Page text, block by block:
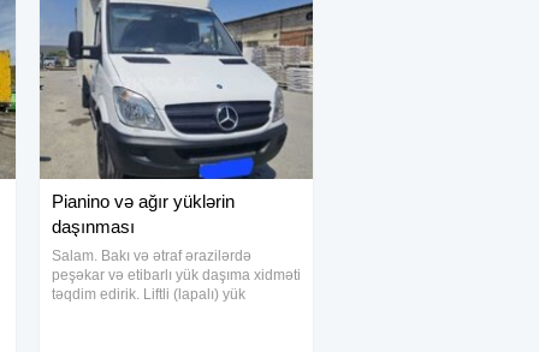
Pianino və ağır yüklərin
daşınması
Salam. Bakı və ətraf ərazilərdə
peşəkar və etibarlı yük daşıma xidməti
təqdim edirik. Liftli (lapalı) yük